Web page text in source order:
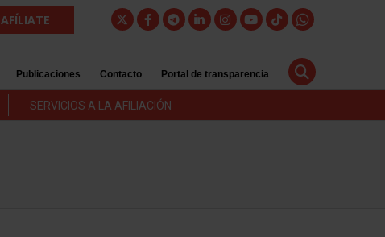
AFÍLIATE
Publicaciones Contacto Portal de transparencia
SERVICIOS A LA AFILIACIÓN